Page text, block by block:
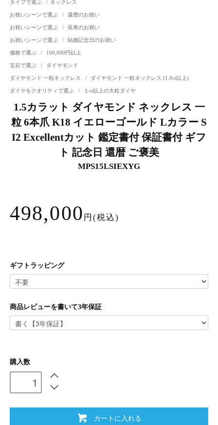
タイプで選ぶ / ネックレス
お祝いシーンで選ぶ / 還暦のお祝い
お祝いシーンで選ぶ / 長寿のお祝い
お祝いシーンで選ぶ / 結婚記念日のお祝い
価格で選ぶ / 100,000円以上
宝石で選ぶ / ダイヤモンド
ダイヤモンド 一粒ネックレス / ダイヤモンド 一粒ネックレス (1.0ct以上)
ダイヤをクオリティで選ぶ / １ct以上の大粒ダイヤ
1.5カラット ダイヤモンド ネックレス 一
粒 6本爪 K18 イエローゴールド Lカラー S
I2 Excellentカット 鑑定書付 保証書付 ギフ
ト 記念日 還暦 ご褒美
MPS15LSIEXYG
498,000 円(税込)
ギフトラッピング
商品レビューを書いて3年保証
購入数
カートに入れる